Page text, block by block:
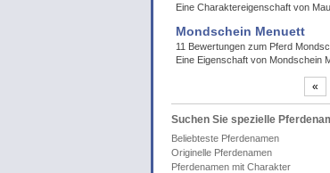
Eine Charaktereigenschaft von
Mondschein Menuett
11 Bewertungen zum Pferd
Eine Eigenschaft von Mondschein
«
Suchen Sie spezielle
Beliebteste Pferdenamen
Originelle Pferdenamen
Pferdenamen mit Charakter